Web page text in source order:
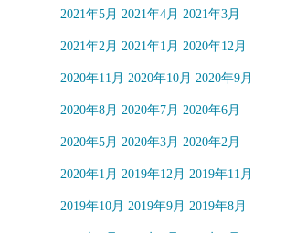
2021年5月 2021年4月 2021年3月
2021年2月 2021年1月 2020年12月
2020年11月 2020年10月 2020年9月
2020年8月 2020年7月 2020年6月
2020年5月 2020年3月 2020年2月
2020年1月 2019年12月 2019年11月
2019年10月 2019年9月 2019年8月